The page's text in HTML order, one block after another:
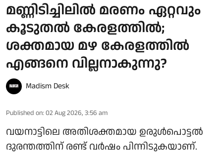
മണ്ണിടിച്ചിലിൽ മരണം ഏറ്റവും
കൂടുതൽ കേരളത്തിൽ;
ശക്തമായ മഴ കേരളത്തിൽ
എങ്ങനെ വില്ലനാകുന്നു?
Madism Desk
Published on: 02 Aug 2026, 3:56 am
വയനാട്ടിലെ അതിശക്തമായ ഉരുൾപൊട്ടൽ
ദുരന്തത്തിന് രണ്ട് വർഷം പിന്നിടുകയാണ്.